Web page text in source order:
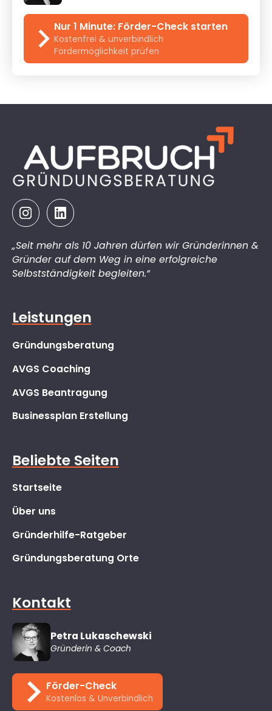
Nur 1 Minute: Förder-Check starten
Kostenfrei & unverbindlich
Fördermöglichkeit prüfen
„Seit mehr als 10 Jahren dürfen wir Gründerinnen &
Gründer auf dem Weg in eine erfolgreiche
Selbstständigkeit begleiten.“
Leistungen
Gründungsberatung
AVGS Coaching
AVGS Beantragung
Businessplan Erstellung
Beliebte Seiten
Startseite
Über uns
Gründerhilfe-Ratgeber
Gründungsberatung Orte
Kontakt
Petra Lukaschewski
Gründerin & Coach
Förder-Check
Kostenlos & Unverbindlich